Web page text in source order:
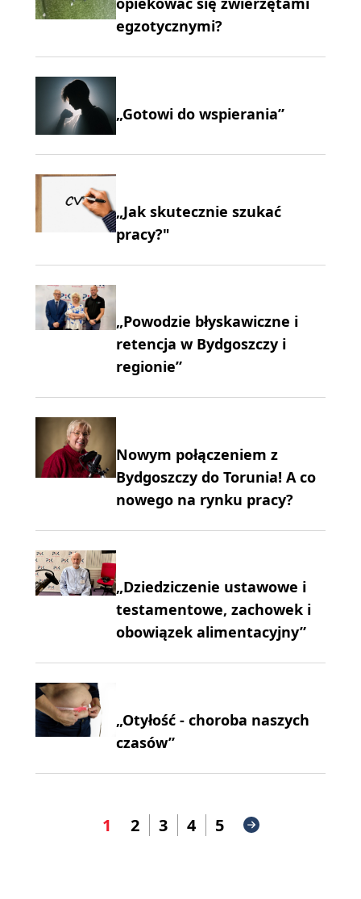
egzotycznymi?
„Gotowi do wspierania”
„Jak skutecznie szukać
pracy?"
„Powodzie błyskawiczne i
retencja w Bydgoszczy i
regionie”
Nowym połączeniem z
Bydgoszczy do Torunia! A co
nowego na rynku pracy?
„Dziedziczenie ustawowe i
testamentowe, zachowek i
obowiązek alimentacyjny”
„Otyłość - choroba naszych
czasów”
1 2 3 4 5